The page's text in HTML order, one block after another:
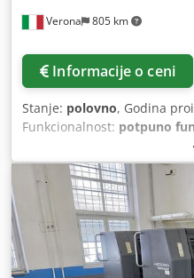
Verona 805 km
Informacije o ceni
Stanje: polovno, Godina
Funkcionalnost: potpuno
HEIDELBERG ST100.2
u odličnom stanju. Sastoji
listova + jedinica za
glave. Trostana mašina za
Akrsf Kontrola za podizanje
korica. OPCIONALNO: